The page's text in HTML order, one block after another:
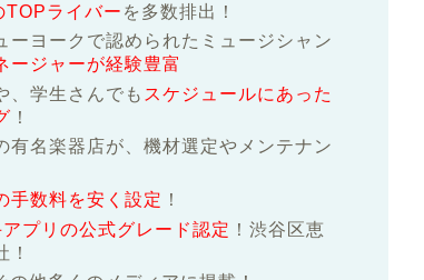
ライバー を多数排出！
ーヨークで認められたミュージシャン
ージャーが経験豊富
、学生さんでも スケジュールにあった
！
有名楽器店が、機材選定やメンテナン
手数料を安く設定 ！
プリの公式グレード認定 ！渋谷区恵